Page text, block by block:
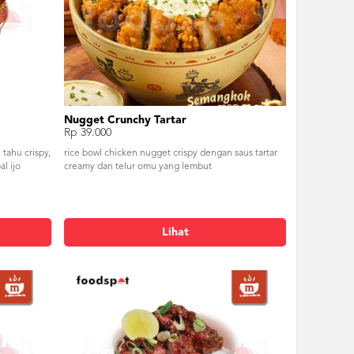
crispy,
ijo
Nugget Crunchy Tartar
Rp 39.000
rice bowl chicken nugget crispy dengan saus tartar
creamy dan telur omu yang lembut
Lihat